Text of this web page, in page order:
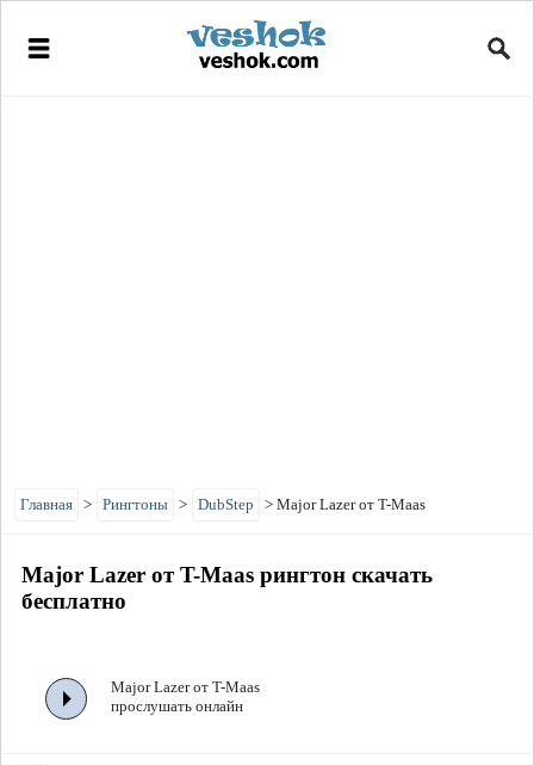
Главная > Рингтоны > DubStep > Major Lazer от T-Maas
Major Lazer от T-Maas рингтон скачать
бесплатно
Major Lazer от T-Maas
прослушать онлайн